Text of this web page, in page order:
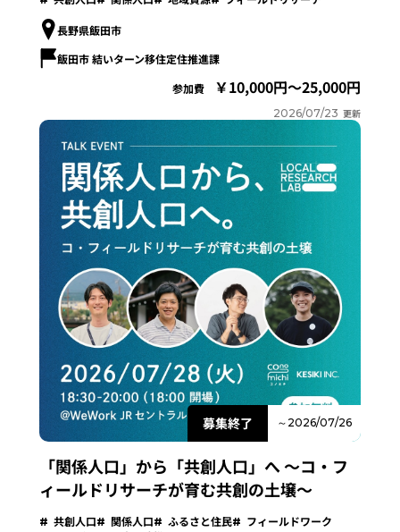
長野県飯田市
飯田市 結いターン移住定住推進課
参加費
10,000円～25,000円
2026/07/23 更新
募集終了 ～2026/07/26
「関係人口」から「共創人口」へ 〜コ・フ
ィールドリサーチが育む共創の土壌～
共創人口 関係人口 ふるさと住民
フィールドワーク